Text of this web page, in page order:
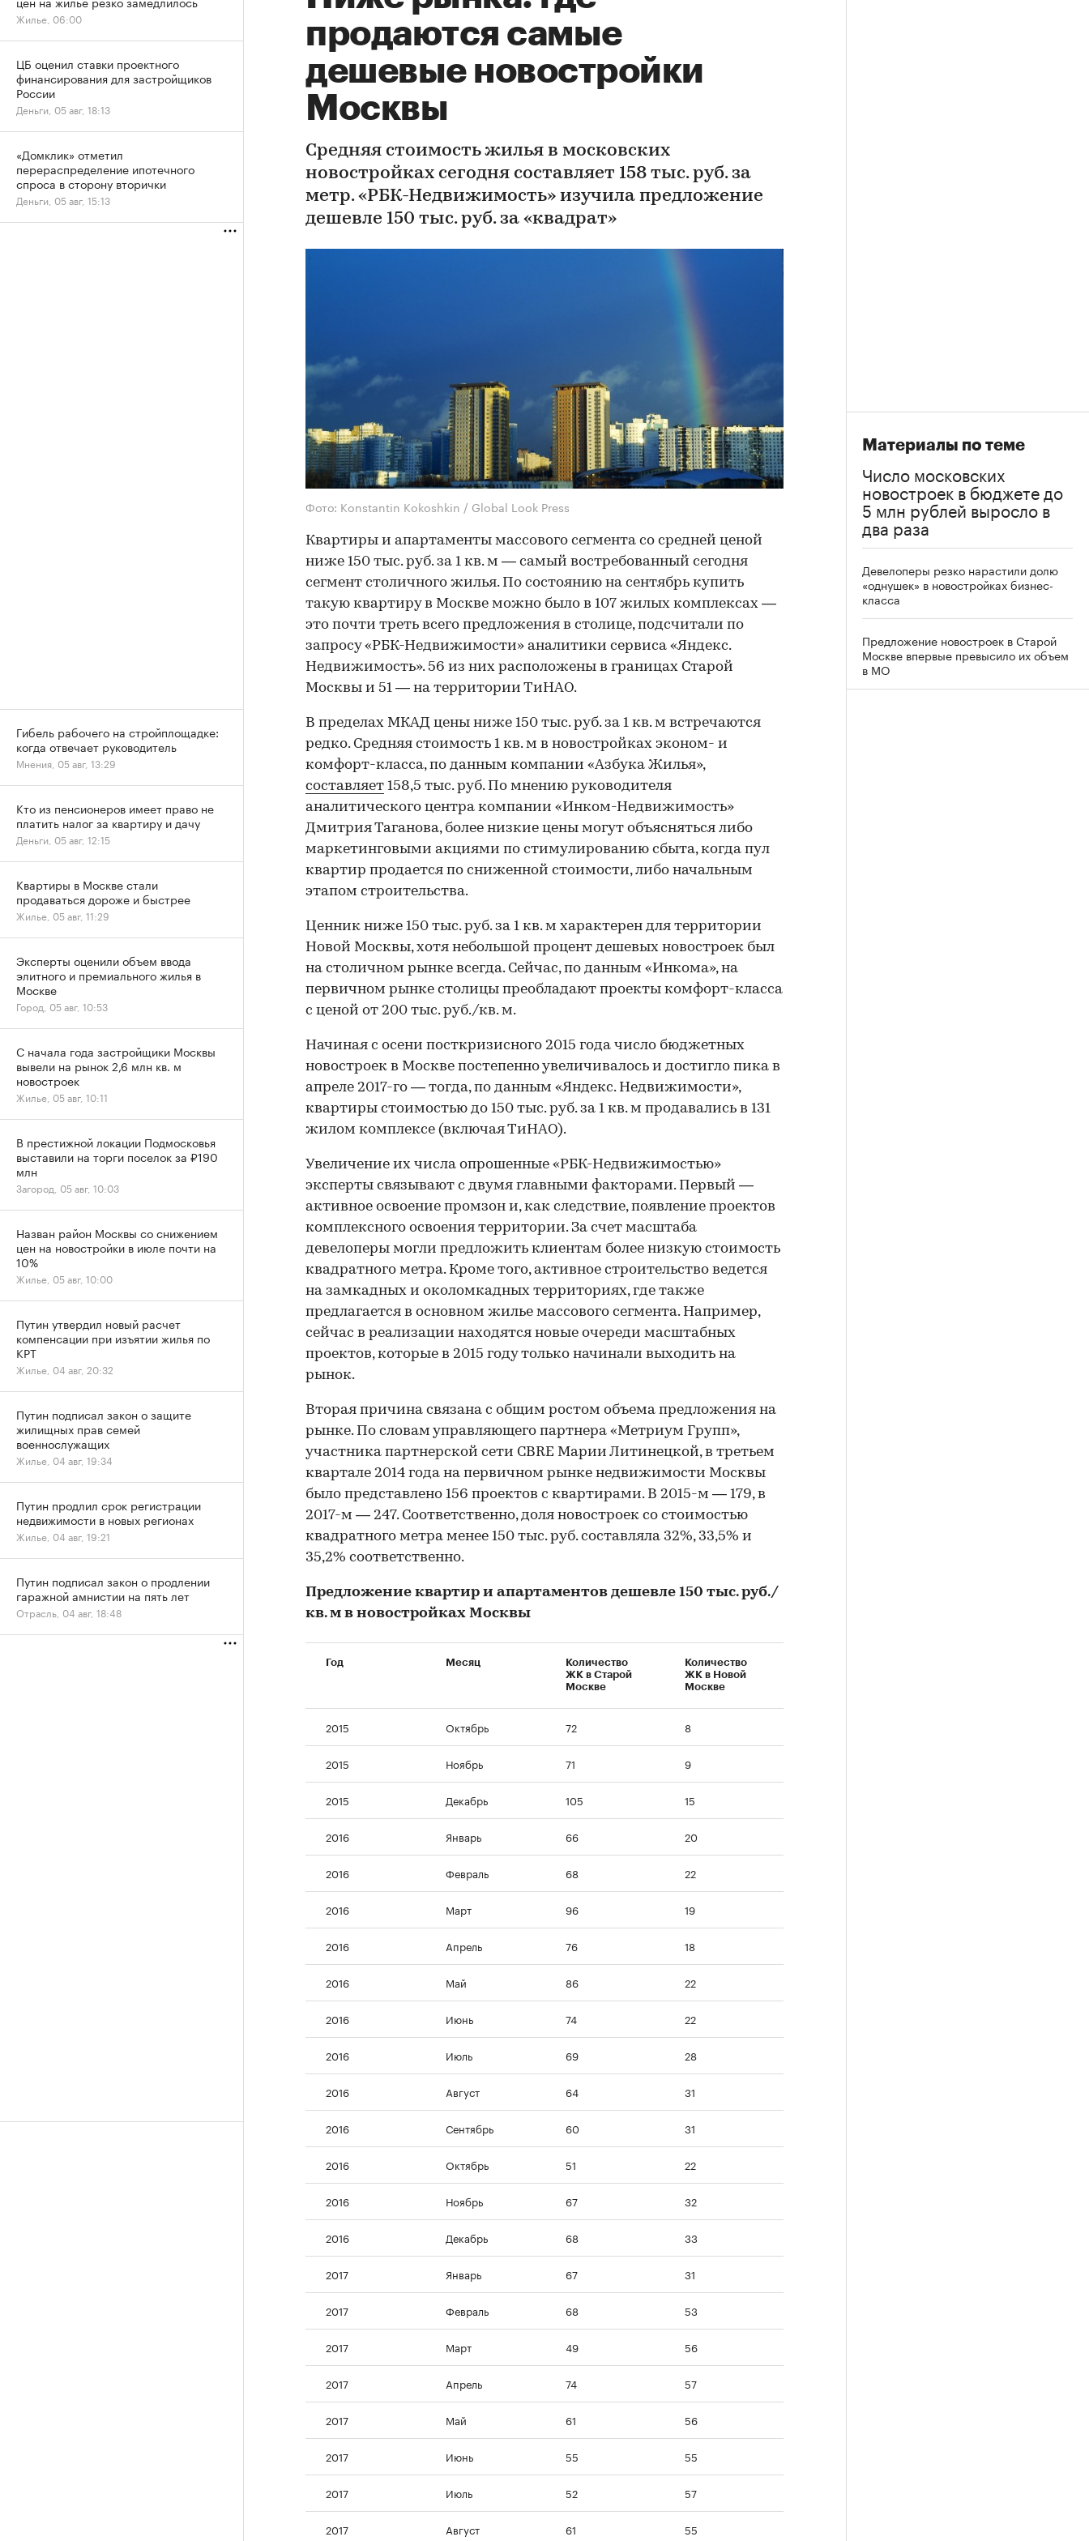
продаются самые
дешевые новостройки
Москвы
Средняя стоимость жилья в московских
новостройках сегодня составляет 158 тыс. руб. за
метр. «РБК-Недвижимость» изучила предложение
дешевле 150 тыс. руб. за «квадрат»
Фото: Konstantin Kokoshkin / Global Look Press
Квартиры и апартаменты массового сегмента со средней ценой
ниже 150 тыс. руб. за 1 кв. м — самый востребованный сегодня
сегмент столичного жилья. По состоянию на сентябрь купить
такую квартиру в Москве можно было в 107 жилых комплексах —
это почти треть всего предложения в столице, подсчитали по
запросу «РБК-Недвижимости» аналитики сервиса «Яндекс.
Недвижимость». 56 из них расположены в границах Старой
Москвы и 51 — на территории ТиНАО.
В пределах МКАД цены ниже 150 тыс. руб. за 1 кв. м встречаются
редко. Средняя стоимость 1 кв. м в новостройках эконом- и
комфорт-класса, по данным компании «Азбука Жилья»,
составляет 158,5 тыс. руб. По мнению руководителя
аналитического центра компании «Инком-Недвижимость»
Дмитрия Таганова, более низкие цены могут объясняться либо
маркетинговыми акциями по стимулированию сбыта, когда пул
квартир продается по сниженной стоимости, либо начальным
этапом строительства.
Ценник ниже 150 тыс. руб. за 1 кв. м характерен для территории
Новой Москвы, хотя небольшой процент дешевых новостроек был
на столичном рынке всегда. Сейчас, по данным «Инкома», на
первичном рынке столицы преобладают проекты комфорт-класса
с ценой от 200 тыс. руб./кв. м.
Начиная с осени посткризисного 2015 года число бюджетных
новостроек в Москве постепенно увеличивалось и достигло пика в
апреле 2017-го — тогда, по данным «Яндекс. Недвижимости»,
квартиры стоимостью до 150 тыс. руб. за 1 кв. м продавались в 131
жилом комплексе (включая ТиНАО).
Увеличение их числа опрошенные «РБК-Недвижимостью»
эксперты связывают с двумя главными факторами. Первый —
активное освоение промзон и, как следствие, появление проектов
комплексного освоения территории. За счет масштаба
девелоперы могли предложить клиентам более низкую стоимость
квадратного метра. Кроме того, активное строительство ведется
на замкадных и околомкадных территориях, где также
предлагается в основном жилье массового сегмента. Например,
сейчас в реализации находятся новые очереди масштабных
проектов, которые в 2015 году только начинали выходить на
рынок.
Вторая причина связана с общим ростом объема предложения на
рынке. По словам управляющего партнера «Метриум Групп»,
участника партнерской сети CBRE Марии Литинецкой, в третьем
квартале 2014 года на первичном рынке недвижимости Москвы
было представлено 156 проектов с квартирами. В 2015-м — 179, в
2017-м — 247. Соответственно, доля новостроек со стоимостью
квадратного метра менее 150 тыс. руб. составляла 32%, 33,5% и
35,2% соответственно.
Предложение квартир и апартаментов дешевле 150 тыс. руб./
кв. м в новостройках Москвы
Год Месяц
Количество
ЖК в Старой
Москве
Количество
ЖК в Новой
Москве
2015 Октябрь 72 8
2015 Ноябрь 71 9
2015 Декабрь 105 15
2016 Январь 66 20
2016 Февраль 68 22
2016 Март 96 19
2016 Апрель 76 18
2016 Май 86 22
2016 Июнь 74 22
2016 Июль 69 28
2016 Август 64 31
2016 Сентябрь 60 31
2016 Октябрь 51 22
2016 Ноябрь 67 32
2016 Декабрь 68 33
2017 Январь 67 31
2017 Февраль 68 53
2017 Март 49 56
2017 Апрель 74 57
2017 Май 61 56
2017 Июнь 55 55
2017 Июль 52 57
2017 Август 61 55
Материалы по теме
Число московских
новостроек в бюджете до
5 млн рублей выросло в
два раза
Девелоперы резко нарастили долю
«однушек» в новостройках бизнес-
класса
Предложение новостроек в Старой
Москве впервые превысило их объем
в МО
Жилье, 06:00
ЦБ оценил ставки проектного
финансирования для застройщиков
России
Деньги, 05 авг, 18:13
«Домклик» отметил
перераспределение ипотечного
спроса в сторону вторички
Деньги, 05 авг, 15:13
Гибель рабочего на стройплощадке:
когда отвечает руководитель
Мнения, 05 авг, 13:29
Кто из пенсионеров имеет право не
платить налог за квартиру и дачу
Деньги, 05 авг, 12:15
Квартиры в Москве стали
продаваться дороже и быстрее
Жилье, 05 авг, 11:29
Эксперты оценили объем ввода
элитного и премиального жилья в
Москве
Город, 05 авг, 10:53
С начала года застройщики Москвы
вывели на рынок 2,6 млн кв. м
новостроек
Жилье, 05 авг, 10:11
В престижной локации Подмосковья
выставили на торги поселок за ₽190
млн
Загород, 05 авг, 10:03
Назван район Москвы со снижением
цен на новостройки в июле почти на
10%
Жилье, 05 авг, 10:00
Путин утвердил новый расчет
компенсации при изъятии жилья по
КРТ
Жилье, 04 авг, 20:32
Путин подписал закон о защите
жилищных прав семей
военнослужащих
Жилье, 04 авг, 19:34
Путин продлил срок регистрации
недвижимости в новых регионах
Жилье, 04 авг, 19:21
Путин подписал закон о продлении
гаражной амнистии на пять лет
Отрасль, 04 авг, 18:48